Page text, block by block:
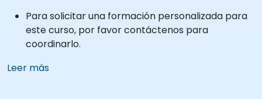
Para solicitar una formación personalizada para
este curso, por favor contáctenos para
coordinarlo.
Leer más